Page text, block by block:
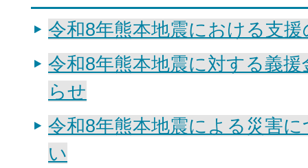
令和8年熊本地震における支
令和8年熊本地震に対する義
らせ
令和8年熊本地震による災害
い